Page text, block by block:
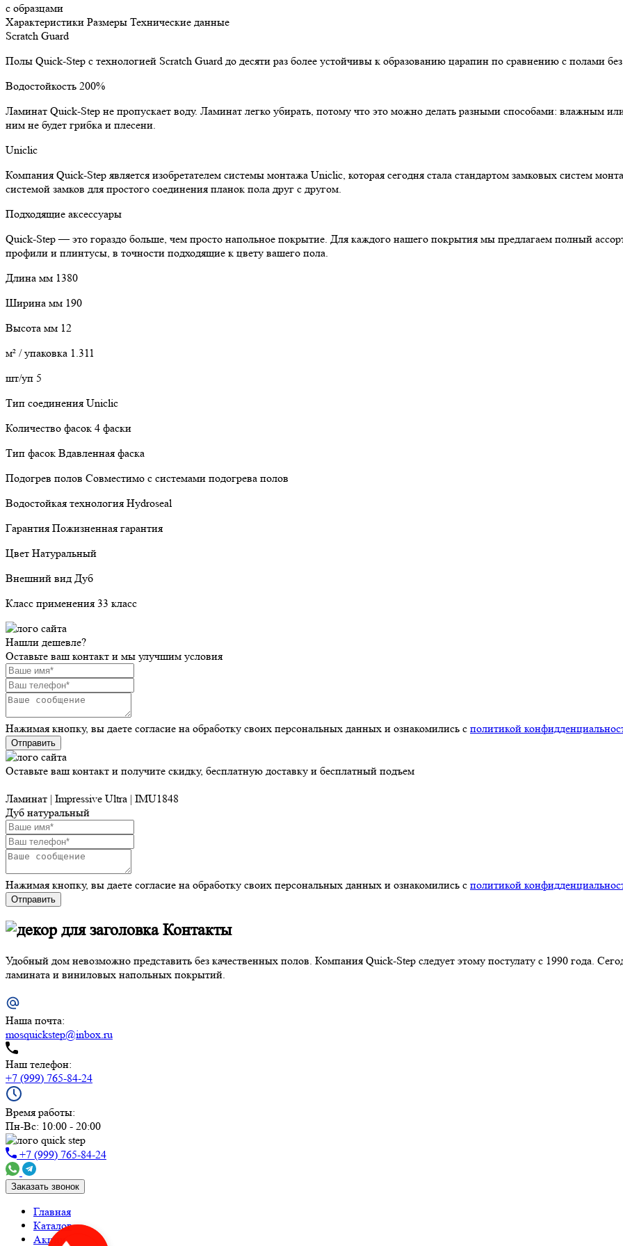
с образцами
Характеристики Размеры Технические данные
Scratch Guard
Полы Quick-Step с технологией Scratch Guard до десяти раз более устойчивы к образованию царапин по сравнению с полами
Водостойкость 200%
Ламинат Quick-Step не пропускает воду. Ламинат легко убирать, потому что это можно делать разными способами: влажным
ним не будет грибка и плесени.
Uniclic
Компания Quick-Step является изобретателем системы монтажа Uniclic, которая сегодня стала стандартом замковых систем
системой замков для простого соединения планок пола друг с другом.
Подходящие аксессуары
Quick-Step — это гораздо больше, чем просто напольное покрытие. Для каждого нашего покрытия мы предлагаем полный
профили и плинтусы, в точности подходящие к цвету вашего пола.
Длина мм 1380
Ширина мм 190
Высота мм 12
м² / упаковка 1.311
шт/уп 5
Тип соединения Uniclic
Количество фасок 4 фаски
Тип фасок Вдавленная фаска
Подогрев полов Совместимо с системами подогрева полов
Водостойкая технология Hydroseal
Гарантия Пожизненная гарантия
Цвет Натуральный
Внешний вид Дуб
Класс применения 33 класс
Нашли дешевле?
Оставьте ваш контакт и мы улучшим условия
Нажимая кнопку, вы даете согласие на обработку своих персональных данных и ознакомились с политикой
Отправить
Оставьте ваш контакт и получите скидку, бесплатную доставку и бесплатный подъем
Ламинат | Impressive Ultra | IMU1848
Дуб натуральный
Нажимая кнопку, вы даете согласие на обработку своих персональных данных и ознакомились с политикой
Отправить
Контакты
Удобный дом невозможно представить без качественных полов. Компания Quick-Step следует этому постулату с 1990 года.
ламината и виниловых напольных покрытий.
Наша почта:
mosquickstep@inbox.ru
Наш телефон:
+7 (999) 765-84-24
Время работы:
Пн-Вс: 10:00 - 20:00
+7 (999) 765-84-24
Заказать звонок
Главная
Каталог
Акции